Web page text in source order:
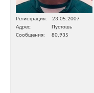
Регистрация
23.05.2007
Адрес
Пустошь
Сообщения
80,935